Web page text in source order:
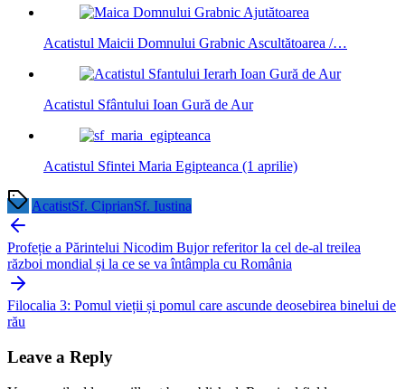
Acatistul Maicii Domnului Grabnic Ascultătoarea /…
Acatistul Sfântului Ioan Gură de Aur
Acatistul Sfintei Maria Egipteanca (1 aprilie)
AcatistSf. CiprianSf. Iustina
Post
navigation
Profeție a Părintelui Nicodim Bujor referitor la cel de-al treilea
război mondial și la ce se va întâmpla cu România
Filocalia 3: Pomul vieții și pomul care ascunde deosebirea binelui de
rău
Leave a Reply